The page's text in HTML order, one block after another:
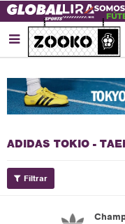

ADIDAS TOKIO -